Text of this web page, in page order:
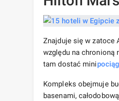
Znajduje się w zatoce
względu na chronioną
tam dostać mini
Kompleks obejmuje
basenami,